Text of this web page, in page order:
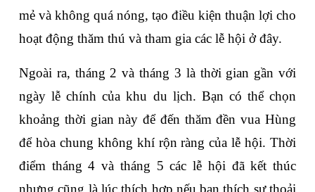
mẻ và không quá nóng, tạo điều kiện thuận lợi cho
hoạt động thăm thú và tham gia các lễ hội ở đây.
Ngoài ra, tháng 2 và tháng 3 là thời gian gần với
ngày lễ chính của khu du lịch. Bạn có thể chọn
khoảng thời gian này để đến thăm đền vua Hùng
để hòa chung không khí rộn ràng của lễ hội. Thời
điểm tháng 4 và tháng 5 các lễ hội đã kết thúc
nhưng cũng là lúc thích hợp nếu bạn thích sự thoải